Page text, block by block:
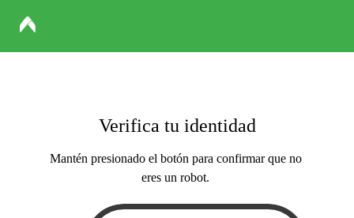
Verifica tu identidad
Mantén presionado el botón para confirmar que no
eres un robot.